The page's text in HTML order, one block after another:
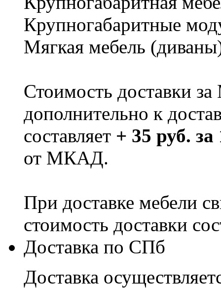
Крупногабаритные
Мягкая мебель
Стоимость доставки
дополнительно к
составляет + 35 руб.
от МКАД.
При доставке мебели
стоимость доставки
Доставка по СПб
Доставка